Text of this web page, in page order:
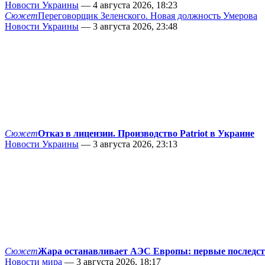
Новости Украины — 4 августа 2026, 18:23
СюжетПереговорщик Зеленского. Новая должность Умерова
Новости Украины — 3 августа 2026, 23:48
СюжетОтказ в лицензии. Производство Patriot в Украине
Новости Украины — 3 августа 2026, 23:13
СюжетЖара останавливает АЭС Европы: первые
Новости мира — 3 августа 2026, 18:17